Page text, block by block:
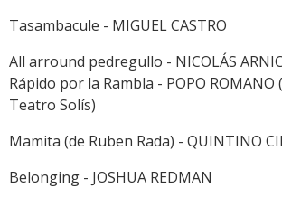
Tasambacule - MIGUEL CASTRO
All arround pedregullo - NICOLÁS
Rápido por la Rambla - POPO ROMANO
Teatro Solís)
Mamita (de Ruben Rada) - QUINTINO
Belonging - JOSHUA REDMAN